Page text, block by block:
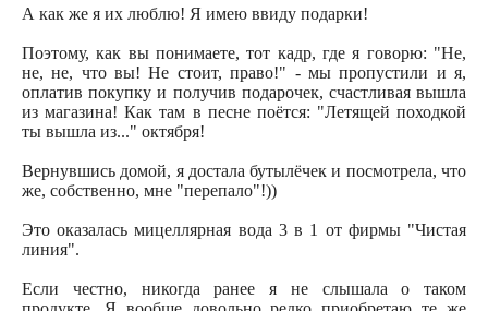
А как же я их люблю! Я имею ввиду подарки!
Поэтому, как вы понимаете, тот кадр, где я говорю: "Не,
не, не, что вы! Не стоит, право!" - мы пропустили и я,
оплатив покупку и получив подарочек, счастливая вышла
из магазина! Как там в песне поётся: "Летящей походкой
ты вышла из..." октября!
Вернувшись домой, я достала бутылёчек и посмотрела, что
же, собственно, мне "перепало"!))
Это оказалась мицеллярная вода 3 в 1 от фирмы "Чистая
линия".
Если честно, никогда ранее я не слышала о таком